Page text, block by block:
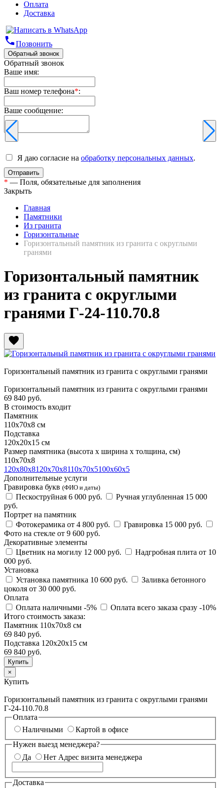
Оплата
Доставка
phoneПозвонить
Обратный звонок
Обратный звонок
Ваше имя:
Ваш номер телефона*:
Ваше сообщение:
Я даю согласие на обработку персональных данных.
* — Поля, обязательные для заполнения
Закрыть
Главная
Памятники
Из гранита
Горизонтальные
Горизонтальный памятник из гранита с округлыми
гранями
Горизонтальный памятник
из гранита с округлыми
гранями Г-24-110.70.8
favorite
Горизонтальный памятник из гранита с округлыми гранями
Горизонтальный памятник из гранита с округлыми гранями
69 840 руб.
В стоимость входит
Памятник
110х70х8 см
Подставка
120х20х15 см
Размер памятника (высота х ширина х толщина, см)
110х70х8
120х80х8120х70х8110х70х5100х60х5
Дополнительные услуги
Гравировка букв (ФИО и даты)
Пескоструйная 6 000 руб. Ручная углубленная 15 000
руб.
Портрет на памятник
Фотокерамика от 4 800 руб. Гравировка 15 000 руб.
Фото на стекле от 9 600 руб.
Декоративные элементы
Цветник на могилу 12 000 руб. Надгробная плита от 10
000 руб.
Установка
Установка памятника 10 600 руб.
Заливка бетонного
цоколя от 30 000 руб.
Оплата
Оплата наличными -5% Оплата всего заказа сразу -10%
Итого стоимость заказа:
Памятник 110х70х8 см
69 840 руб.
Подставка 120х20х15 см
69 840 руб.
×
Купить
Горизонтальный памятник из гранита с округлыми гранями
Г-24-110.70.8
Оплата
Наличными
Картой в офисе
Нужен выезд менеджера?
Да
Нет Адрес визита менеджера
Доставка